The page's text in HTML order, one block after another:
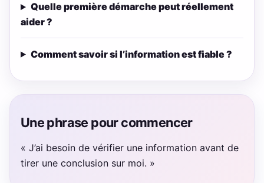
Quelle première démarche peut réellement
aider ?
Comment savoir si l’information est fiable ?
Une phrase pour commencer
« J’ai besoin de vérifier une information avant de
tirer une conclusion sur moi. »